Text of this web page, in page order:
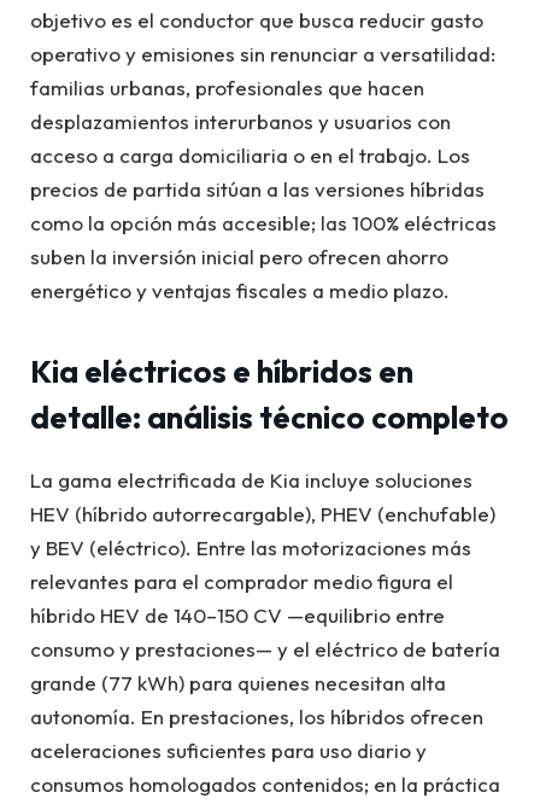
objetivo es el conductor que busca reducir gasto
operativo y emisiones sin renunciar a versatilidad:
familias urbanas, profesionales que hacen
desplazamientos interurbanos y usuarios con
acceso a carga domiciliaria o en el trabajo. Los
precios de partida sitúan a las versiones híbridas
como la opción más accesible; las 100% eléctricas
suben la inversión inicial pero ofrecen ahorro
energético y ventajas fiscales a medio plazo.
Kia eléctricos e híbridos en
detalle: análisis técnico completo
La gama electrificada de Kia incluye soluciones
HEV (híbrido autorrecargable), PHEV (enchufable)
y BEV (eléctrico). Entre las motorizaciones más
relevantes para el comprador medio figura el
híbrido HEV de 140–150 CV —equilibrio entre
consumo y prestaciones— y el eléctrico de batería
grande (77 kWh) para quienes necesitan alta
autonomía. En prestaciones, los híbridos ofrecen
aceleraciones suficientes para uso diario y
consumos homologados contenidos; en la práctica